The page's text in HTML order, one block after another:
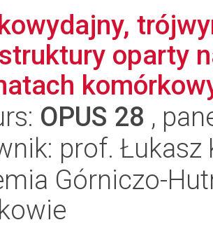
oparty
OPUS 28 ,
prof. Łukasz
Górniczo-